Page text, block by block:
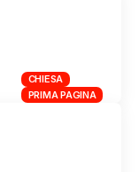
CHIESA
PRIMA PAGINA